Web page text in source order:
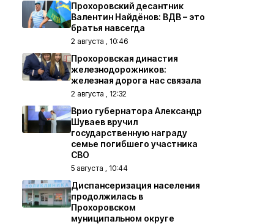
Прохоровский десантник
Валентин Найдёнов: ВДВ – это
братья навсегда
2 августа , 10:46
Прохоровская династия
железнодорожников:
железная дорога нас связала
2 августа , 12:32
Врио губернатора Александр
Шуваев вручил
государственную награду
семье погибшего участника
СВО
5 августа , 10:44
Диспансеризация населения
продолжилась в
Прохоровском
муниципальном округе